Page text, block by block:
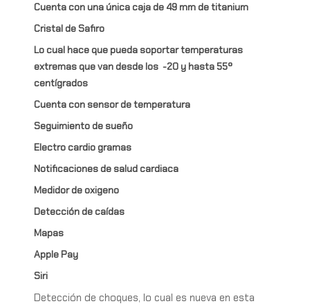
Cuenta con una única caja de 49 mm de titanium
Cristal de Safiro
Lo cual hace que pueda soportar temperaturas
extremas que van desde los -20 y hasta 55º
centígrados
Cuenta con sensor de temperatura
Seguimiento de sueño
Electro cardio gramas
Notificaciones de salud cardiaca
Medidor de oxigeno
Detección de caídas
Mapas
Apple Pay
Siri
Detección de choques, lo cual es nueva en esta